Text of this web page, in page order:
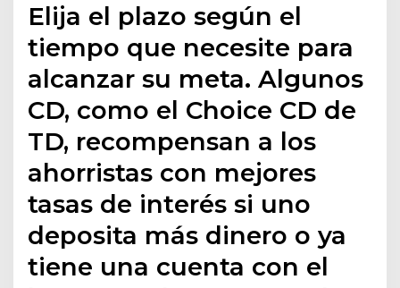
Elija el plazo según el
tiempo que necesite para
alcanzar su meta. Algunos
CD, como el Choice CD de
TD, recompensan a los
ahorristas con mejores
tasas de interés si uno
deposita más dinero o ya
tiene una cuenta con el